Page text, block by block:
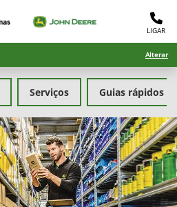
LIGAR
Alterar
Serviços Guias rápidos